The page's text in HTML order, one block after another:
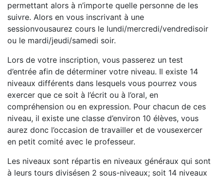
permettant alors à n’importe quelle personne de les
suivre. Alors en vous inscrivant à une
sessionvousaurez cours le lundi/mercredi/vendredisoir
ou le mardi/jeudi/samedi soir.
Lors de votre inscription, vous passerez un test
d’entrée afin de déterminer votre niveau. Il existe 14
niveaux différents dans lesquels vous pourrez vous
exercer que ce soit à l’écrit ou à l’oral, en
compréhension ou en expression. Pour chacun de ces
niveau, il existe une classe d’environ 10 élèves, vous
aurez donc l’occasion de travailler et de vousexercer
en petit comité avec le professeur.
Les niveaux sont répartis en niveaux généraux qui sont
à leurs tours divisésen 2 sous-niveaux; soit 14 niveaux